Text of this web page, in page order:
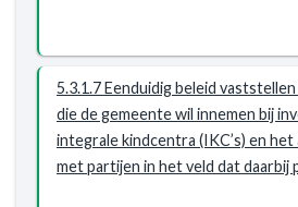
5.3.1.7 Eenduidig beleid
die de gemeente wil innemen bij
integrale kindcentra (IKC’s) en
met partijen in het veld dat daarbij